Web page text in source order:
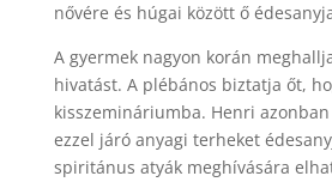
nővére és húgai között ő
A gyermek nagyon korán
hivatást. A plébános biztatja őt,
kisszemináriumba. Henri
ezzel járó anyagi terheket
spiritánus atyák meghívására